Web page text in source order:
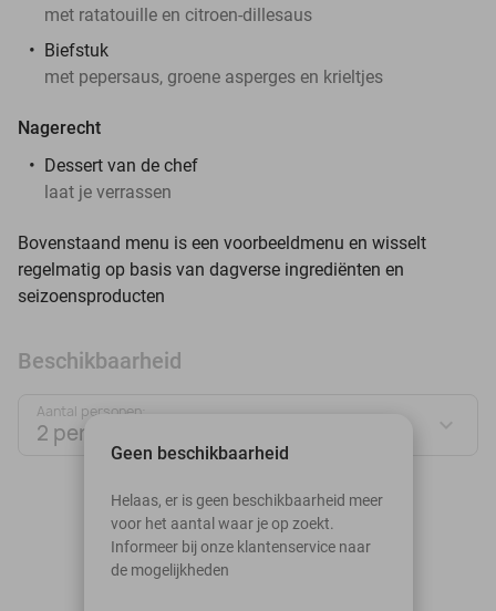
met ratatouille en citroen-dillesaus
Biefstuk
met pepersaus, groene asperges en krieltjes
Nagerecht
Dessert van de chef
laat je verrassen
Bovenstaand menu is een voorbeeldmenu en wisselt
regelmatig op basis van dagverse ingrediënten en
seizoensproducten
Beschikbaarheid
Aantal personen:
2 personen
augustus 2026
Ma
Di Wo Do Vr
Geen beschikbaarheid
Helaas, er is geen beschikbaarheid meer
voor het aantal waar je op zoekt.
Informeer bij onze klantenservice naar
de mogelijkheden